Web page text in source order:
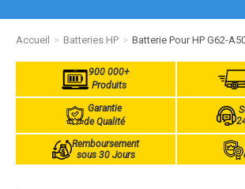
Accueil Batteries HP Batterie Pour HP G62-
900 000+
Produits
Garantie
de Qualité
Remboursement
sous 30 Jours